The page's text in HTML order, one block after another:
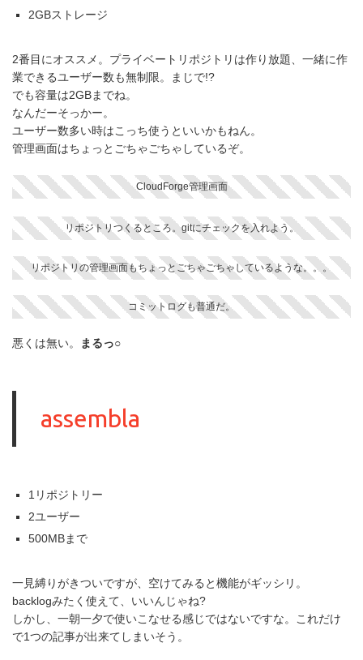
2GBストレージ
2番目にオススメ。プライベートリポジトリは作り放題、一緒に作
業できるユーザー数も無制限。まじで!?
でも容量は2GBまでね。
なんだーそっかー。
ユーザー数多い時はこっち使うといいかもねん。
管理画面はちょっとごちゃごちゃしているぞ。
CloudForge管理画面
リポジトリつくるところ。gitにチェックを入れよう。
リポジトリの管理画面もちょっとごちゃごちゃしているような。。。
コミットログも普通だ。
悪くは無い。 まるっ○
assembla
1リポジトリー
2ユーザー
500MBまで
一見縛りがきついですが、空けてみると機能がギッシリ。
backlogみたく使えて、いいんじゃね?
しかし、一朝一夕で使いこなせる感じではないですな。これだけ
で1つの記事が出来てしまいそう。